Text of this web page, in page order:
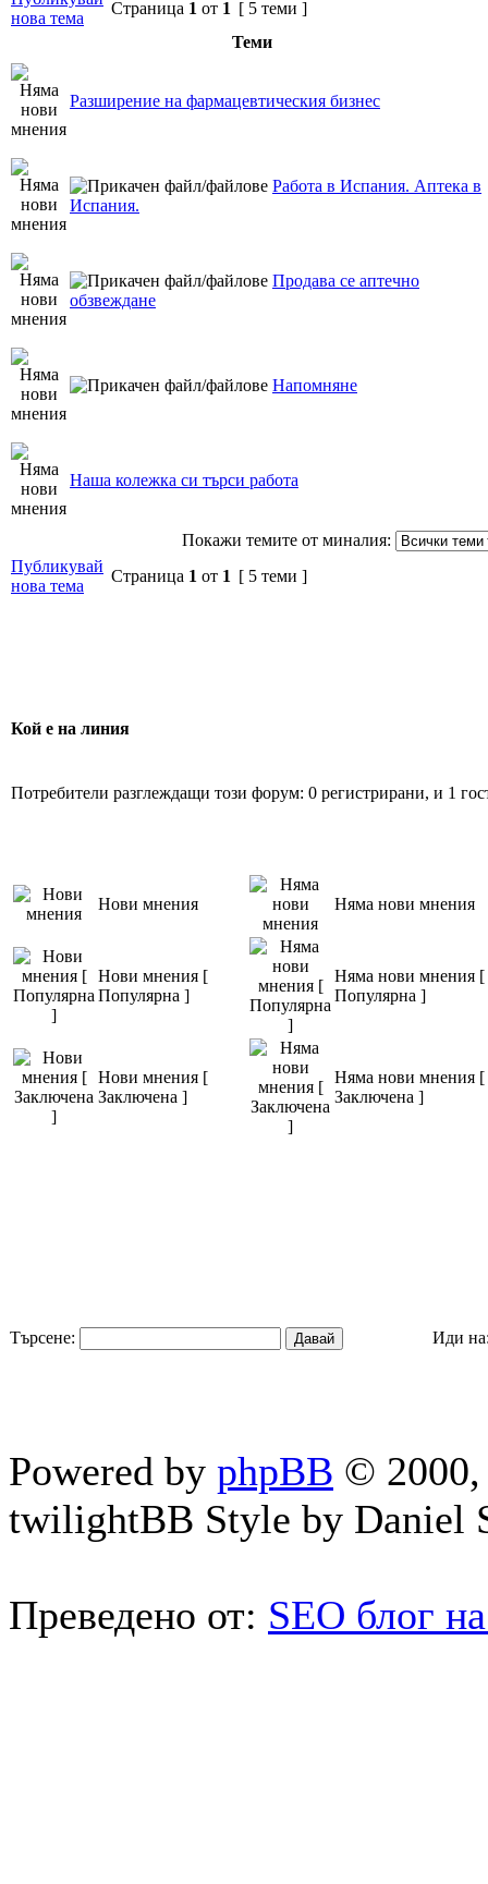
нова тема
Страница 1 от 1 [ 5 теми ]
Теми
Разширение на фармацевтическия бизнес
Работа в Испания. Аптека в
Испания.
Продава се аптечно
обзвеждане
Напомняне
Наша колежка си търси работа
Покажи темите от миналия:
Публикувай
нова тема
Страница 1 от 1 [ 5 теми ]
Кой е на линия
Потребители разглеждащи този форум: 0 регистрирани, и 1
Нови мнения Няма нови мнения
Нови мнения [
Популярна ]
Няма нови мнения [
Популярна ]
Нови мнения [
Заключена ]
Няма нови мнения [
Заключена ]
Търсене: Иди
Powered by phpBB © 2000,
twilightBB Style by Daniel
Преведено от: SEO блог